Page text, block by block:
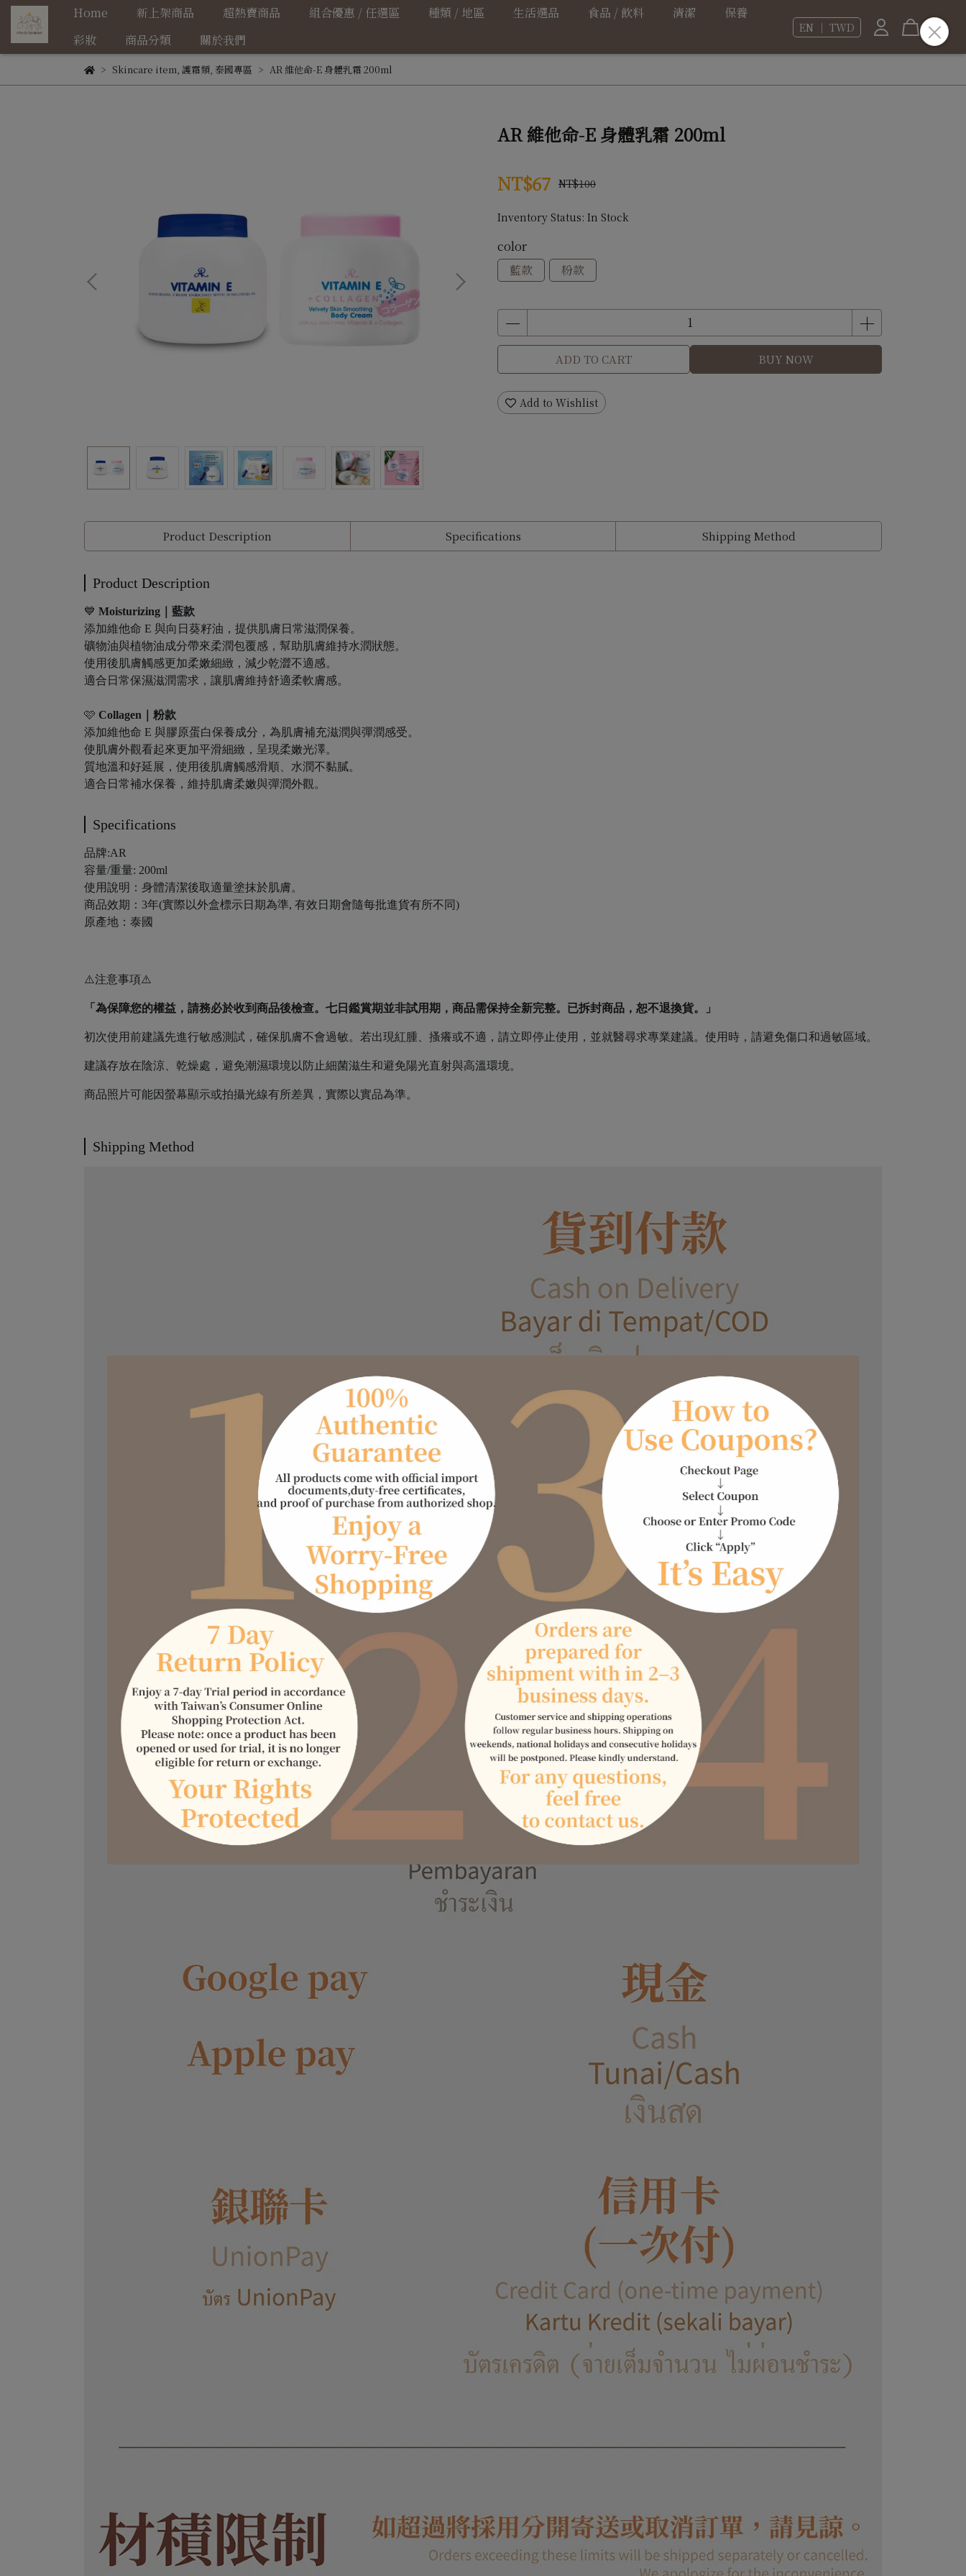
Home 新上架商品 超熱賣商品 組合優惠 / 任選區 種類 / 地區 生活選品 食品 / 飲料 清潔
保養
彩妝
商品分類 關於我們
EN ｜ TWD
Skincare item, 護霜類, 泰國專區 AR 維他命-E 身體乳霜 200ml
AR 維他命-E 身體乳霜 200ml
NT$67 NT$100
Inventory Status: In Stock
color
藍款
粉款
ADD TO CART BUY NOW
Add to Wishlist
Product Description Specifications Shipping Method
Product Description
💙 Moisturizing｜藍款
添加維他命 E 與向日葵籽油，提供肌膚日常滋潤保養。
礦物油與植物油成分帶來柔潤包覆感，幫助肌膚維持水潤狀態。
使用後肌膚觸感更加柔嫩細緻，減少乾澀不適感。
適合日常保濕滋潤需求，讓肌膚維持舒適柔軟膚感。
🩷 Collagen｜粉款
添加維他命 E 與膠原蛋白保養成分，為肌膚補充滋潤與彈潤感受。
使肌膚外觀看起來更加平滑細緻，呈現柔嫩光澤。
質地溫和好延展，使用後肌膚觸感滑順、水潤不黏膩。
適合日常補水保養，維持肌膚柔嫩與彈潤外觀。
Specifications
品牌:AR
容量/重量: 200ml
使用說明：身體清潔後取適量塗抹於肌膚。
商品效期：3年(實際以外盒標示日期為準, 有效日期會隨每批進貨有所不同)
原產地：泰國
⚠️注意事項⚠️
「為保障您的權益，請務必於收到商品後檢查。七日鑑賞期並非試用期，商品需保持全新完整。已拆封商品，恕不退換貨。」
初次使用前建議先進行敏感測試，確保肌膚不會過敏。若出現紅腫、搔癢或不適，請立即停止使用，並就醫尋求專業建議。使用時，請避免傷口和過敏區域。
建議存放在陰涼、乾燥處，避免潮濕環境以防止細菌滋生和避免陽光直射與高溫環境。
商品照片可能因螢幕顯示或拍攝光線有所差異，實際以實品為準。
Shipping Method